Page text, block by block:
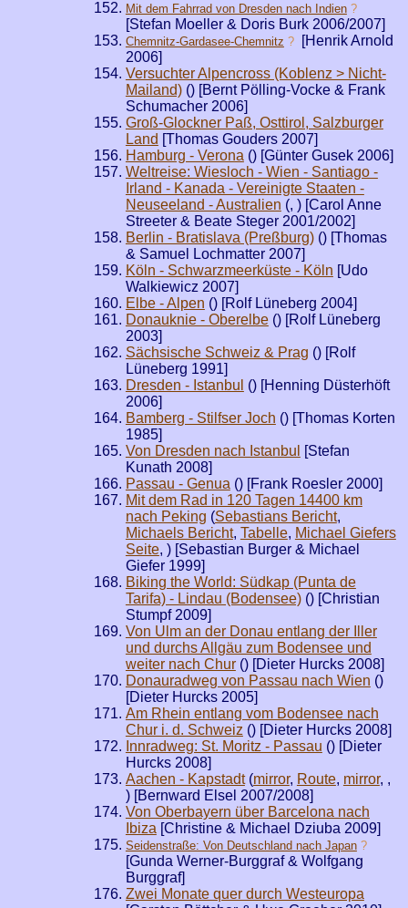
Mit dem Fahrrad von Dresden nach Indien?
[Stefan Moeller & Doris Burk 2006/2007]
Chemnitz-Gardasee-Chemnitz ?
[Henrik Arnold
2006]
Versuchter Alpencross (Koblenz > Nicht-
Mailand)() [Bernt Pölling-Vocke & Frank
Schumacher 2006]
Groß-Glockner Paß, Osttirol, Salzburger
Land [Thomas Gouders 2007]
Hamburg - Verona () [Günter Gusek 2006]
Weltreise: Wiesloch - Wien - Santiago -
Irland - Kanada - Vereinigte Staaten -
Neuseeland - Australien (, ) [Carol Anne
Streeter & Beate Steger 2001/2002]
Berlin - Bratislava (Preßburg)() [Thomas
& Samuel Lochmatter 2007]
Köln - Schwarzmeerküste - Köln [Udo
Walkiewicz 2007]
Elbe - Alpen () [Rolf Lüneberg 2004]
Donauknie - Oberelbe() [Rolf Lüneberg
2003]
Sächsische Schweiz & Prag () [Rolf
Lüneberg 1991]
Dresden - Istanbul () [Henning Düsterhöft
2006]
Bamberg - Stilfser Joch () [Thomas Korten
1985]
Von Dresden nach Istanbul
[Stefan
Kunath 2008]
Passau - Genua () [Frank Roesler 2000]
Mit dem Rad in 120 Tagen 14400 km
nach Peking (Sebastians Bericht,
Michaels Bericht, Tabelle, Michael Giefers
Seite, ) [Sebastian Burger & Michael
Giefer 1999]
Biking the World: Südkap (Punta de
Tarifa) - Lindau (Bodensee)() [Christian
Stumpf 2009]
Von Ulm an der Donau entlang der Iller
und durchs Allgäu zum Bodensee und
weiter nach Chur() [Dieter Hurcks 2008]
Donauradweg von Passau nach Wien ()
[Dieter Hurcks 2005]
Am Rhein entlang vom Bodensee nach
Chur i. d. Schweiz () [Dieter Hurcks 2008]
Innradweg: St. Moritz - Passau () [Dieter
Hurcks 2008]
Aachen - Kapstadt(mirror, Route, mirror, ,
) [Bernward Elsel 2007/2008]
Von Oberbayern über Barcelona nach
Ibiza [Christine & Michael Dziuba 2009]
Seidenstraße: Von Deutschland nach Japan?
[Gunda Werner-Burggraf & Wolfgang
Burggraf]
Zwei Monate quer durch Westeuropa